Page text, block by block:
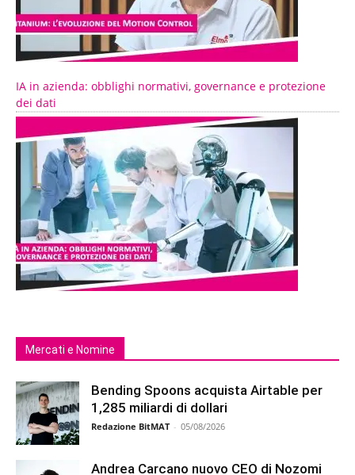
IA in azienda: obblighi normativi, governance e protezione
dei dati
Mercati e Nomine
Bending Spoons acquista Airtable per
1,285 miliardi di dollari
Redazione BitMAT - 05/08/2026
Andrea Carcano nuovo CEO di Nozomi